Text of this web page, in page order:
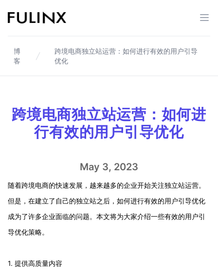
Fulinx-跨境电商独立站自建站平台
打
博
客
跨境电商独立站运营：如何进行有效的用户引导
优化
跨境电商独立站运营：如何进
行有效的用户引导优化
May 3, 2023
随着跨境电商的快速发展，越来越多的企业开始关注独立站运营。
但是，在建立了自己的独立站之后，如何进行有效的用户引导优化
成为了许多企业面临的问题。本文将为大家介绍一些有效的用户引
导优化策略。
1. 提供高质量内容